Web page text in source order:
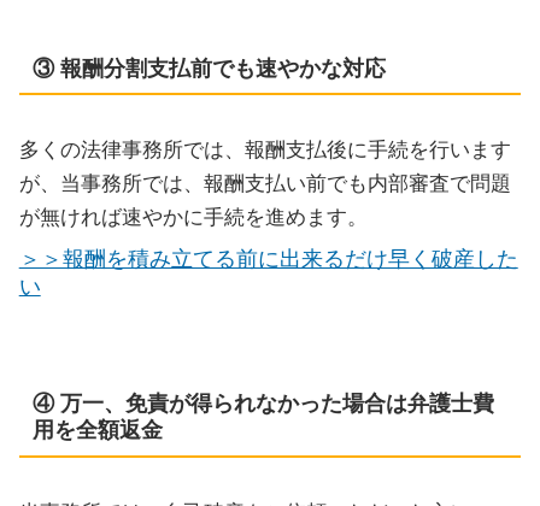
③ 報酬分割支払前でも速やかな対応
多くの法律事務所では、報酬支払後に手続を行います
が、当事務所では、報酬支払い前でも内部審査で問題
が無ければ速やかに手続を進めます。
＞＞報酬を積み立てる前に出来るだけ早く破産した
い
④ 万一、免責が得られなかった場合は弁護士費
用を全額返金